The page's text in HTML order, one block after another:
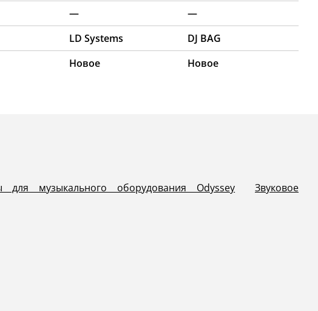
—
—
LD Systems
DJ BAG
Новое Новое
для музыкального оборудования Odyssey
Звуковое